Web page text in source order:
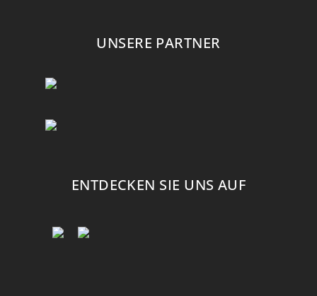
UNSERE PARTNER
ENTDECKEN SIE UNS AUF